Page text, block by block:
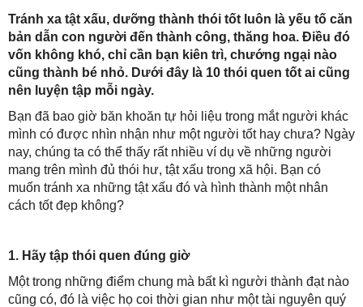
Tránh xa tật xấu, dưỡng thành thói tốt luôn là yếu tố căn
bản dẫn con người đến thành công, thăng hoa. Điều đó
vốn không khó, chỉ cần bạn kiên trì, chướng ngại nào
cũng thành bé nhỏ. Dưới đây là 10 thói quen tốt ai cũng
nên luyện tập mỗi ngày.
Bạn đã bao giờ băn khoăn tự hỏi liệu trong mắt người khác
mình có được nhìn nhận như một người tốt hay chưa? Ngày
nay, chúng ta có thể thấy rất nhiều ví dụ về những người
mang trên mình đủ thói hư, tật xấu trong xã hội. Bạn có
muốn tránh xa những tật xấu đó và hình thành một nhân
cách tốt đẹp không?
1. Hãy tập thói quen đúng giờ
Một trong những điểm chung mà bất kì người thành đạt nào
cũng có, đó là việc họ coi thời gian như một tài nguyên quý